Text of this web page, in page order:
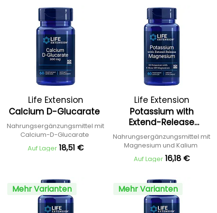
Life Extension
Calcium D-Glucarate
Nahrungsergänzungsmittel mit
Calcium-D-Glucarate
Auf Lager 18,51 €
Life Extension
Potassium with
Extend-Release
Magnesium
Nahrungsergänzungsmittel mit
Magnesium und Kalium
Auf Lager 16,18 €
Mehr Varianten Mehr Varianten